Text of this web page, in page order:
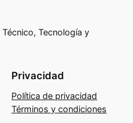
Tecnología y
Privacidad
Política de privacidad
Términos y condiciones